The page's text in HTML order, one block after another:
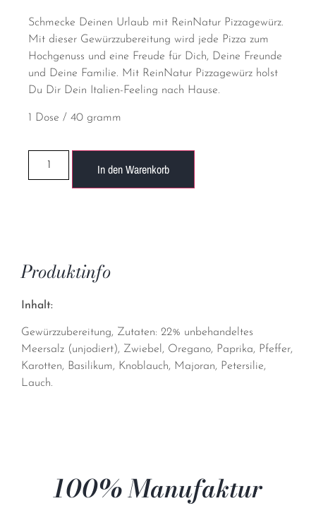
Schmecke Deinen Urlaub mit ReinNatur Pizzagewürz.
Mit dieser Gewürzzubereitung wird jede Pizza zum
Hochgenuss und eine Freude für Dich, Deine Freunde
und Deine Familie. Mit ReinNatur Pizzagewürz holst
Du Dir Dein Italien-Feeling nach Hause.
1 Dose / 40 gramm
In den Warenkorb
Produktinfo
Inhalt:
Gewürzzubereitung, Zutaten: 22% unbehandeltes
Meersalz (unjodiert), Zwiebel, Oregano, Paprika, Pfeffer,
Karotten, Basilikum, Knoblauch, Majoran, Petersilie,
Lauch.
100% Manufaktur